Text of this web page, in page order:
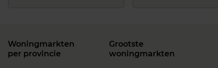
Woningmarkten
per provincie
Grootste
woningmarkten